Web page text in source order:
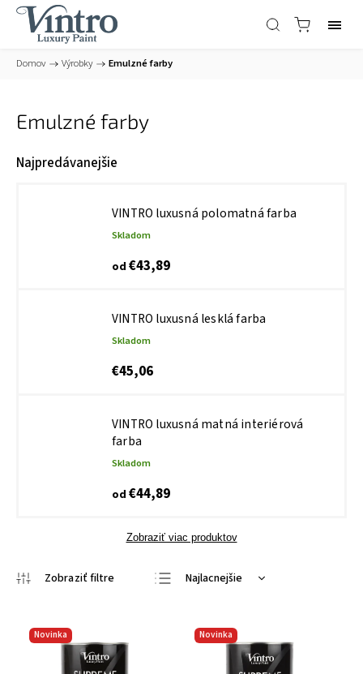
Domov / Výrobky / Emulzné farby
Emulzné farby
Najpredávanejšie
VINTRO luxusná polomatná farba
Skladom
od €43,89
VINTRO luxusná lesklá farba
Skladom
€45,06
VINTRO luxusná matná interiérová
farba
Skladom
od €44,89
Zobraziť viac produktov
Najlacnejšie
Najpredávanejšie
Novinka Novinka